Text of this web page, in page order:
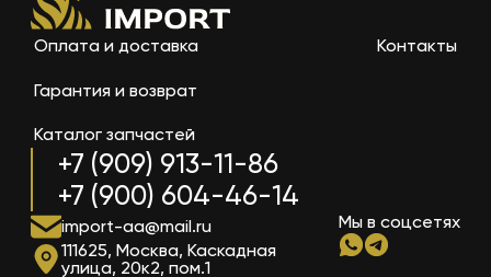
+7 (909) 913-11-86
+7 (900) 604-46-14
Оплата и доставка
Гарантия и возврат
Каталог запчастей
Контакты
import-aa@mail.ru
111625, Москва, Каскадная
улица, 20к2, пом.1
Мы в соцсетях